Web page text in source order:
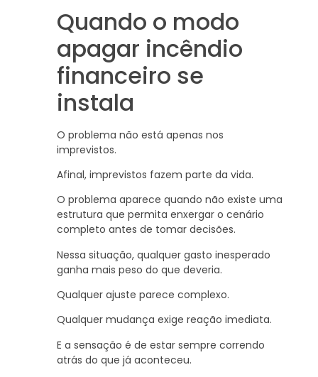
Quando o modo
apagar incêndio
financeiro se
instala
O problema não está apenas nos
imprevistos.
Afinal, imprevistos fazem parte da vida.
O problema aparece quando não existe uma
estrutura que permita enxergar o cenário
completo antes de tomar decisões.
Nessa situação, qualquer gasto inesperado
ganha mais peso do que deveria.
Qualquer ajuste parece complexo.
Qualquer mudança exige reação imediata.
E a sensação é de estar sempre correndo
atrás do que já aconteceu.